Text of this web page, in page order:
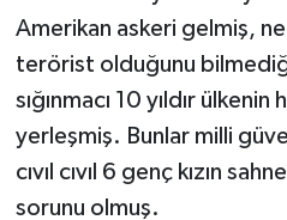
Amerikan askeri gelmiş, ne
terörist olduğunu
sığınmacı 10 yıldır
yerleşmiş. Bunlar milli
cıvıl cıvıl 6 genç kızın
sorunu olmuş.